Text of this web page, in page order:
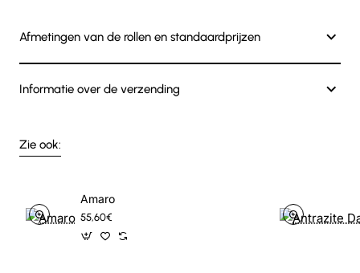
Afmetingen van de rollen en standaardprijzen
Informatie over de verzending
Zie ook:
Amaro
55,60€